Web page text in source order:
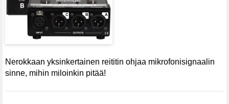
Nerokkaan yksinkertainen reititin ohjaa mikrofonisignaalin
sinne, mihin miloinkin pitää!